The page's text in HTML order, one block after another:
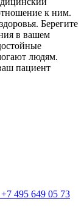
к ним.
Берегите
в вашем
людям.
пациент
+7 495 649 05 73